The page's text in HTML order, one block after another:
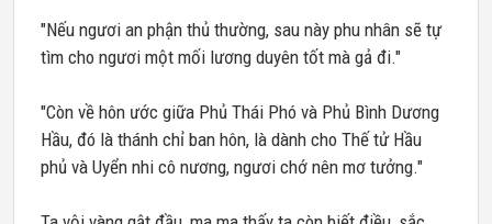
"Nếu ngươi an phận thủ thường, sau này phu nhân sẽ tự
tìm cho ngươi một mối lương duyên tốt mà gả đi."
"Còn về hôn ước giữa Phủ Thái Phó và Phủ Bình Dương
Hầu, đó là thánh chỉ ban hôn, là dành cho Thế tử Hầu
phủ và Uyển nhi cô nương, ngươi chớ nên mơ tưởng."